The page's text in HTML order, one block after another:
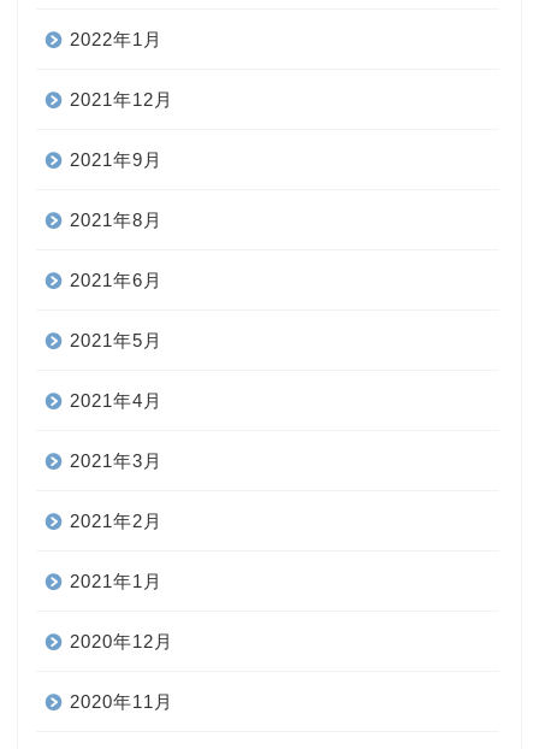
2022年1月
2021年12月
2021年9月
2021年8月
2021年6月
2021年5月
2021年4月
2021年3月
2021年2月
2021年1月
2020年12月
2020年11月